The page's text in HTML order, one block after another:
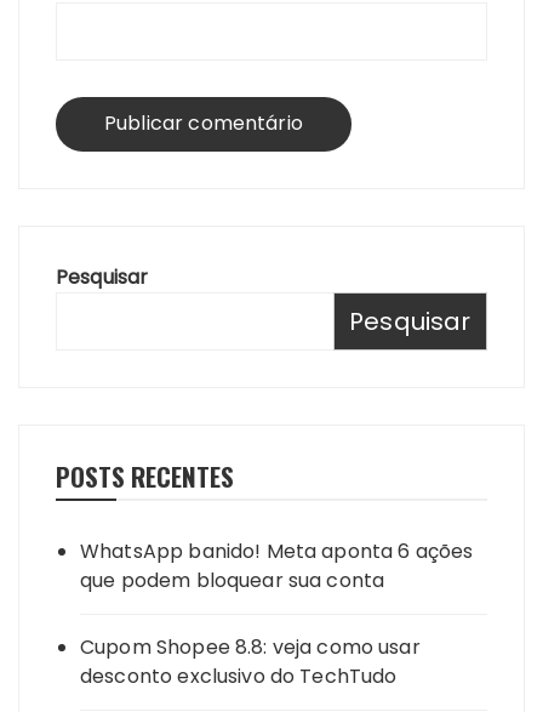
Pesquisar
Pesquisar
POSTS RECENTES
WhatsApp banido! Meta aponta 6 ações
que podem bloquear sua conta
Cupom Shopee 8.8: veja como usar
desconto exclusivo do TechTudo